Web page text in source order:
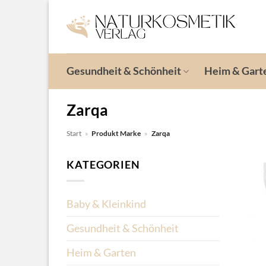
Inhalt
springen
Gesundheit & Schönheit Heim &
Zarqa
Start » Produkt Marke » Zarqa
KATEGORIEN
Baby & Kleinkind
Gesundheit & Schönheit
Heim & Garten